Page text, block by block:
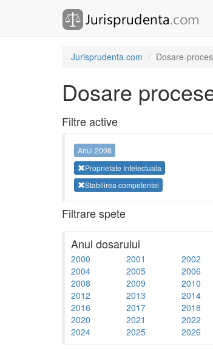
Jurisprudenta.com Dosare-
Dosare
Filtre active
Anul 2008
Proprietate Intelectuala
Stabilirea competentei
Filtrare spete
Anul dosarului
2000 2001 2002
2004
2005 2006
2008
2009 2010
2012
2013 2014
2016
2017 2018
2020
2021 2022
2024
2025 2026